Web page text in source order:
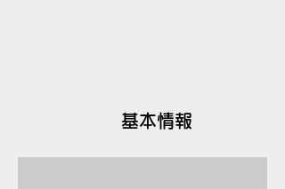
基本情報